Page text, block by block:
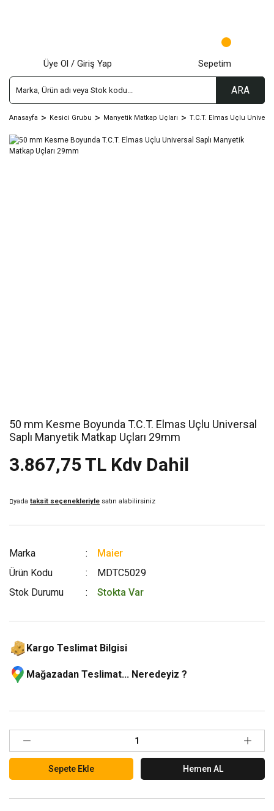
ARA
Üye Ol / Giriş Yap Sepetim
Anasayfa Kesici Grubu Manyetik Matkap Uçları T.C.T. Elmas Uçlu
50 mm Kesme Boyunda T.C.T. Elmas Uçlu Universal
Saplı Manyetik Matkap Uçları 29mm
3.867,75 TL Kdv Dahil
yada taksit seçenekleriyle satın alabilirsiniz
Marka
Maier
Ürün Kodu
MDTC5029
Stok Durumu
Stokta Var
Kargo Teslimat Bilgisi
Mağazadan Teslimat... Neredeyiz ?
Sepete Ekle Hemen AL